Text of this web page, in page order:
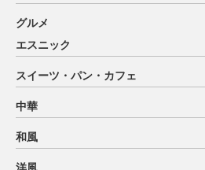
グルメ
エスニック
スイーツ・パン・カフェ
中華
和風